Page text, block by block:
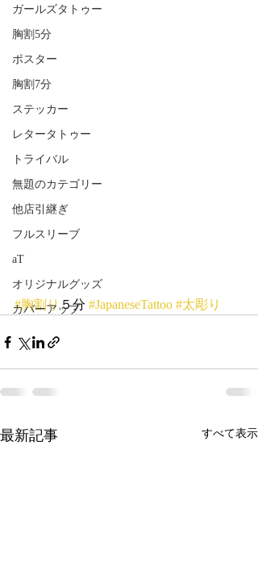
ガールズタトゥー
胸割5分
ポスター
胸割7分
ステッカー
レタータトゥー
トライバル
無題のカテゴリー
他店引継ぎ
フルスリーブ
aT
オリジナルグッズ
カバーアップ
#胸割り５分 #JapaneseTattoo #太彫り
最新記事 すべて表示